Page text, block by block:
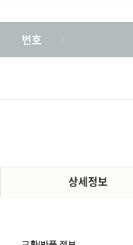
번호
상세정보